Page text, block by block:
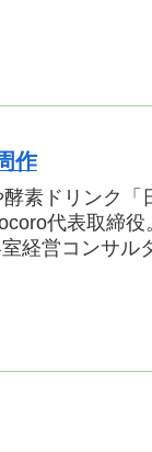
作
素ドリンク「
代表取締役
経営コンサル